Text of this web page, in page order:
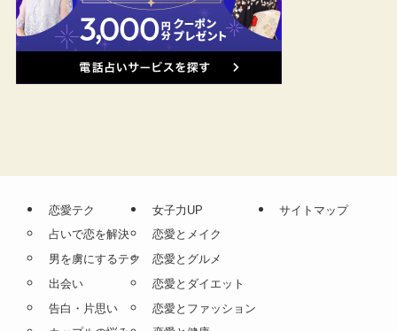
恋愛テク
占いで恋を解決
男を虜にするテク
出会い
告白・片思い
女子力UP
恋愛とメイク
恋愛とグルメ
恋愛とダイエット
恋愛とファッション
サイトマップ